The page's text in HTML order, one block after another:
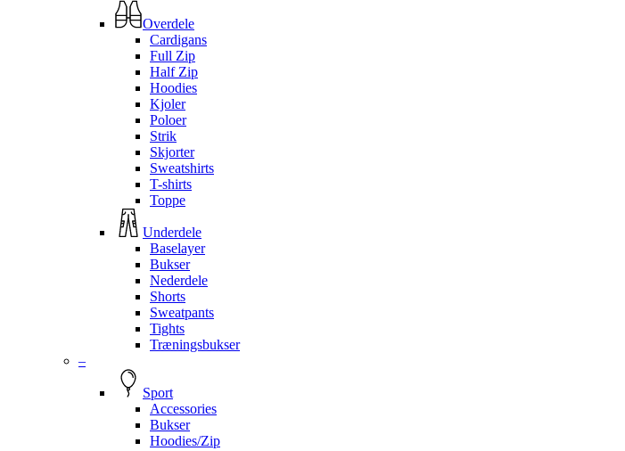
Overdele
Cardigans
Full Zip
Half Zip
Hoodies
Kjoler
Poloer
Strik
Skjorter
Sweatshirts
T-shirts
Toppe
Underdele
Baselayer
Bukser
Nederdele
Shorts
Sweatpants
Tights
Træningsbukser
–
Sport
Accessories
Bukser
Hoodies/Zip